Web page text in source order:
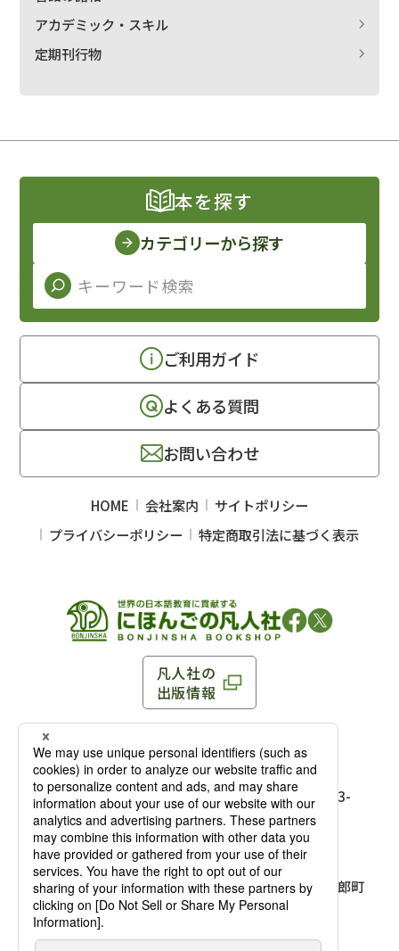
アカデミック・スキル
定期刊行物
凡人社の
出版情報
〒102-0093 東京都千代田区平河町 1-3-13 8F
TEL：03-3263-3959／FAX：03-3263-3116
麹町店
〒102-0093 東京都千代田区平河町1-3-
13 8F［アクセス］
TEL：03-3239-8673／FAX：03-3263-
3116
大阪店
〒541-0056 大阪府大阪市中央区久太郎町
4-2-10
大西ビルディング 1階［
本を探す
カテゴリーから探す
ご利用ガイド
よくある質問
お問い合わせ
HOME 会社案内
サイトポリシー
プライバシーポリシー
特定商取引法に基づく表示